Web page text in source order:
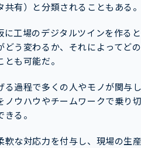
有）と分類されることもある。
工場のデジタルツインを作る
う変わるか、それによってど
も可能だ。
過程で多くの人やモノが関与
ウハウやチームワークで乗り
る。
な対応力を付与し、現場の生